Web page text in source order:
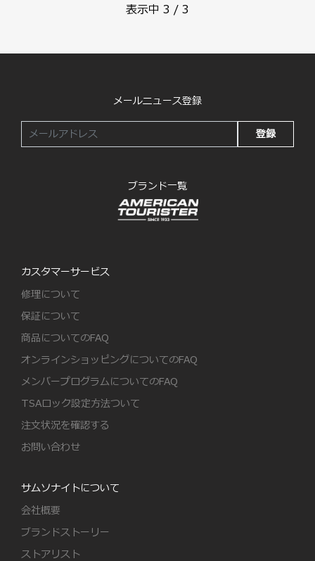
表示中 3 / 3
メールニュース登録
登録
ブランド一覧
カスタマーサービス
修理について
保証について
商品についてのFAQ
オンラインショッピングについてのFAQ
メンバープログラムについてのFAQ
TSAロック設定方法ついて
注文状況を確認する
お問い合わせ
サムソナイトについて
会社概要
ブランドストーリー
ストアリスト